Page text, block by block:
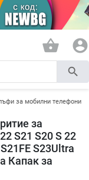
shopping_basket account_circle
search
за мобилни телефони
за
S21 S20 S 22
S23Ultra
Капак за